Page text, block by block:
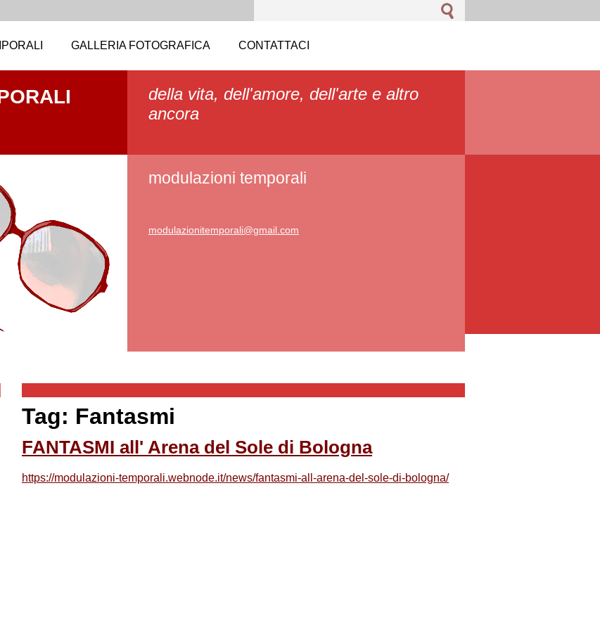
GALLERIA FOTOGRAFICA CONTATTACI
della vita, dell'amore, dell'arte e altro
ancora
modulazioni temporali
modulazionitemporali@gmail.com
Tag: Fantasmi
FANTASMI all' Arena del Sole di Bologna
https://modulazioni-temporali.webnode.it/news/fantasmi-all-arena-del-sole-di-bologna/